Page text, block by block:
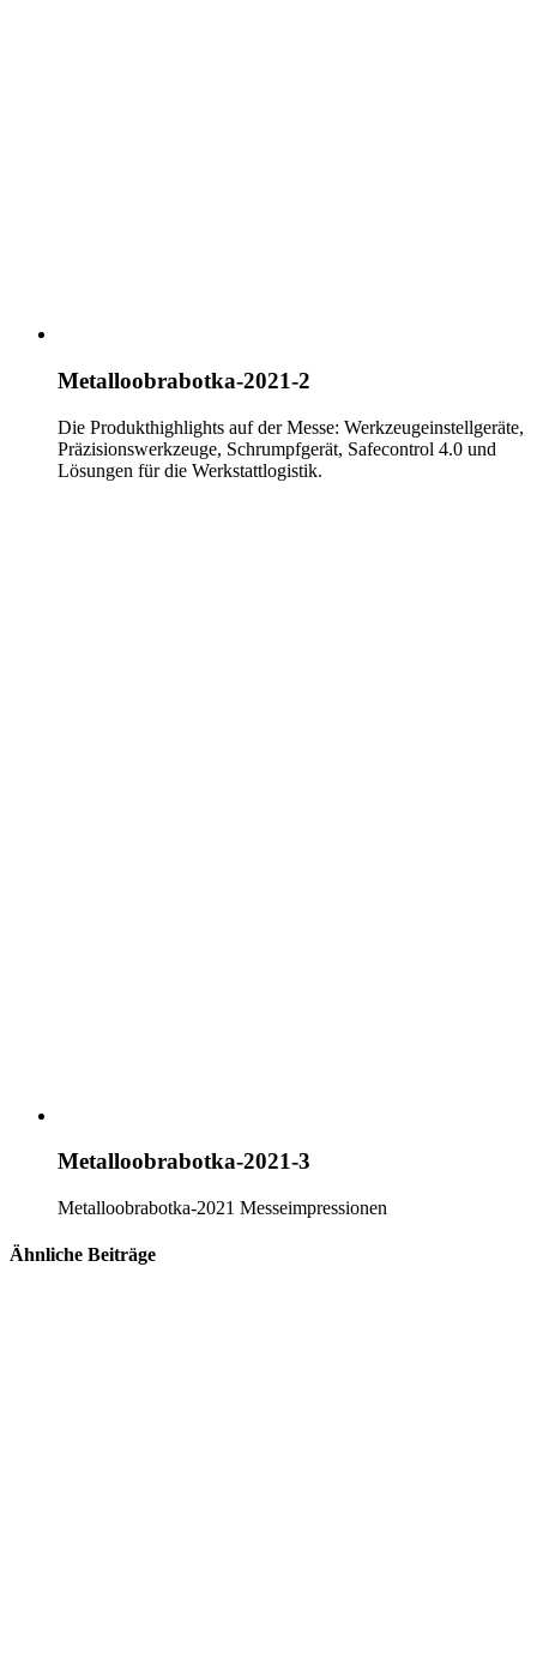
Metalloobrabotka-2021-2
Die Produkthighlights auf der Messe: Werkzeugeinstellgeräte,
Präzisionswerkzeuge, Schrumpfgerät, Safecontrol 4.0 und
Lösungen für die Werkstattlogistik.
Metalloobrabotka-2021-3
Metalloobrabotka-2021 Messeimpressionen
Ähnliche Beiträge